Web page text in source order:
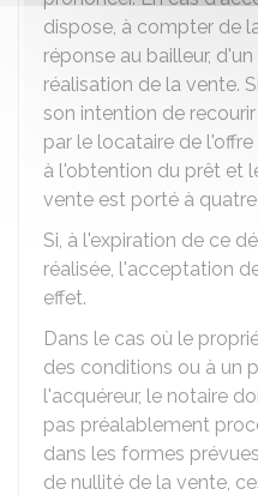
dispose, à compter de
réponse au bailleur,
réalisation de la vente.
son intention de
par le locataire de
à l'obtention du prêt et
vente est porté à
Si, à l'expiration de ce
réalisée, l'acceptation
effet.
Dans le cas où le
des conditions ou à un
l'acquéreur, le notaire
pas préalablement
dans les formes
de nullité de la vente,